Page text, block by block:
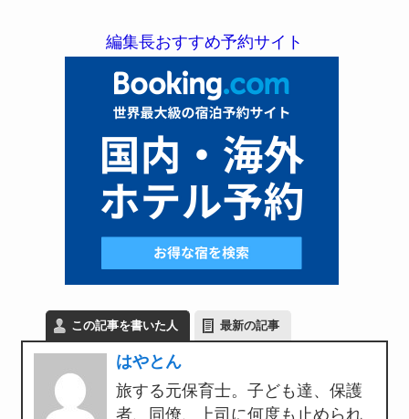
編集長おすすめ予約サイト
この記事を書いた人 最新の記事
はやとん
旅する元保育士。子ども達、保護
者、同僚、上司に何度も止められ